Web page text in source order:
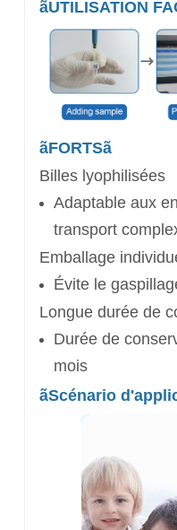
ãUTILISATION
ãFORTSã
Billes lyophilisées
Adaptable aux
transport
Emballage
Évite le
Longue durée de
Durée de
mois
ãScénario